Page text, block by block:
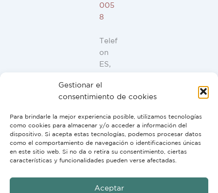
Gestionar el
consentimiento de cookies
Para brindarle la mejor experiencia posible, utilizamos tecnologías
como cookies para almacenar y/o acceder a información del
dispositivo. Si acepta estas tecnologías, podemos procesar datos
como el comportamiento de navegación o identificaciones únicas
en este sitio web. Si no da o retira su consentimiento, ciertas
características y funcionalidades pueden verse afectadas.
Aceptar
005
8
Telef
on
ES,
IT,
PT:
91
946
44